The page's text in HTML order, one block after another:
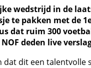
wedstrijd in de
te pakken met de
dat ruim 300
deden live
dit een talentvolle